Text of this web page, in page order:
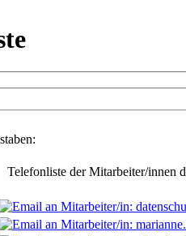
Telefonliste der Mitarbeiter/innen